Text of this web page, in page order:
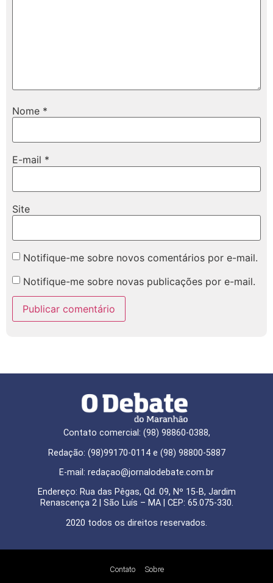
Nome *
E-mail *
Site
Notifique-me sobre novos comentários por e-mail.
Notifique-me sobre novas publicações por e-mail.
Contato comercial: (98) 98860-0388,
Redação: (98)99170-0114 e (98) 98800-5887
E-mail: redaçao@jornalodebate.com.br
Endereço: Rua das Pêgas, Qd. 09, Nº 15-B, Jardim
Renascença 2 | São Luís – MA | CEP: 65.075-330.
2020 todos os direitos reservados.
Contato Sobre